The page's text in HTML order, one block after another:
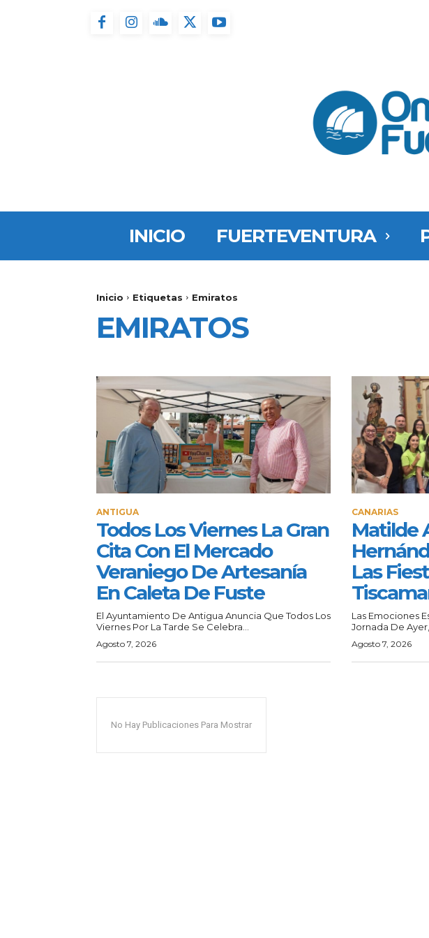
INICIO FUERTEVENTURA
Inicio Etiquetas Emiratos
EMIRATOS
ANTIGUA
Todos Los Viernes La Gran
Cita Con El Mercado
Veraniego De Artesanía
En Caleta De Fuste
El Ayuntamiento De Antigua Anuncia Que Todos Los
Viernes Por La Tarde Se Celebra...
Agosto 7, 2026
CANARIAS
Matilde
Las
Las Emociones
Jornada De Ayer,
Agosto 7, 2026
No Hay Publicaciones Para Mostrar